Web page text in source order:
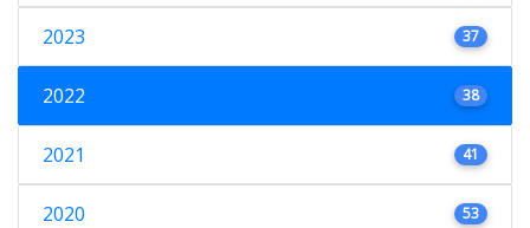
2023 37
2022 38
2021 41
2020 53